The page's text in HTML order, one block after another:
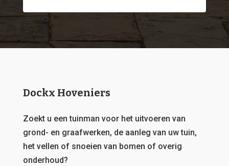
Dockx Hoveniers
Zoekt u een tuinman voor het uitvoeren van
grond- en graafwerken, de aanleg van uw tuin,
het vellen of snoeien van bomen of overig
onderhoud?